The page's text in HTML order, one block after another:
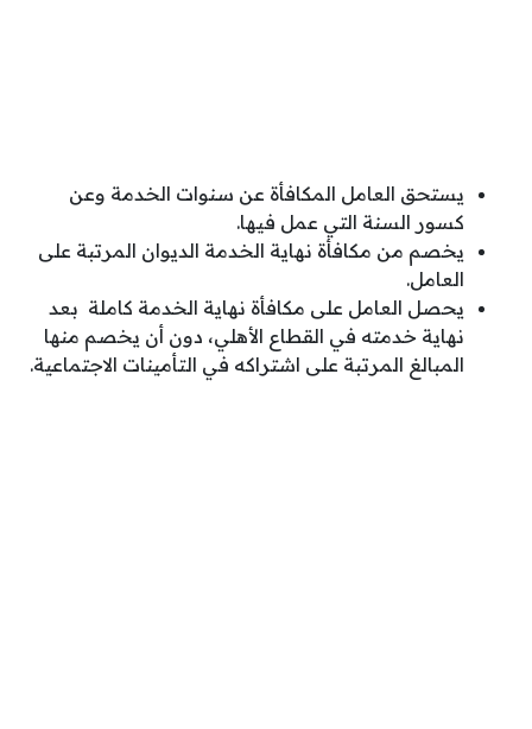
يستحق العامل المكافأة عن سنوات الخدمة وعن
كسور السنة التي عمل فيها.
يخصم من مكافأة نهاية الخدمة الديوان المرتبة على
العامل.
يحصل العامل على مكافأة نهاية الخدمة كاملة بعد
نهاية خدمته في القطاع الأهلي، دون أن يخصم منها
المبالغ المرتبة على اشتراكه في التأمينات الاجتماعية.